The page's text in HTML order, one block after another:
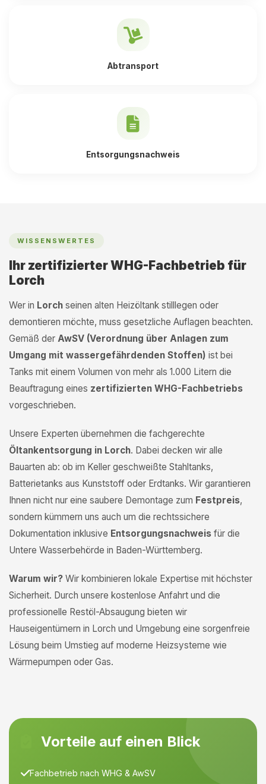
Abtransport
Entsorgungsnachweis
WISSENSWERTES
Ihr zertifizierter WHG-Fachbetrieb für
Lorch
Wer in Lorch seinen alten Heizöltank stilllegen oder
demontieren möchte, muss gesetzliche Auflagen beachten.
Gemäß der AwSV (Verordnung über Anlagen zum
Umgang mit wassergefährdenden Stoffen) ist bei
Tanks mit einem Volumen von mehr als 1.000 Litern die
Beauftragung eines zertifizierten WHG-Fachbetriebs
vorgeschrieben.
Unsere Experten übernehmen die fachgerechte
Öltankentsorgung in Lorch. Dabei decken wir alle
Bauarten ab: ob im Keller geschweißte Stahltanks,
Batterietanks aus Kunststoff oder Erdtanks. Wir garantieren
Ihnen nicht nur eine saubere Demontage zum Festpreis,
sondern kümmern uns auch um die rechtssichere
Dokumentation inklusive Entsorgungsnachweis für die
Untere Wasserbehörde in Baden-Württemberg.
Warum wir? Wir kombinieren lokale Expertise mit höchster
Sicherheit. Durch unsere kostenlose Anfahrt und die
professionelle Restöl-Absaugung bieten wir
Hauseigentümern in Lorch und Umgebung eine sorgenfreie
Lösung beim Umstieg auf moderne Heizsysteme wie
Wärmepumpen oder Gas.
Vorteile auf einen Blick
Fachbetrieb nach WHG & AwSV